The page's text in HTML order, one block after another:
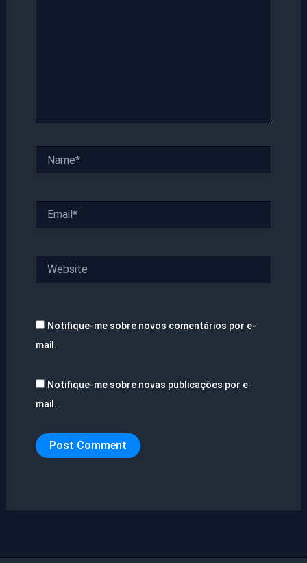
Notifique-me sobre novos comentários por e-
mail.
Notifique-me sobre novas publicações por e-
mail.